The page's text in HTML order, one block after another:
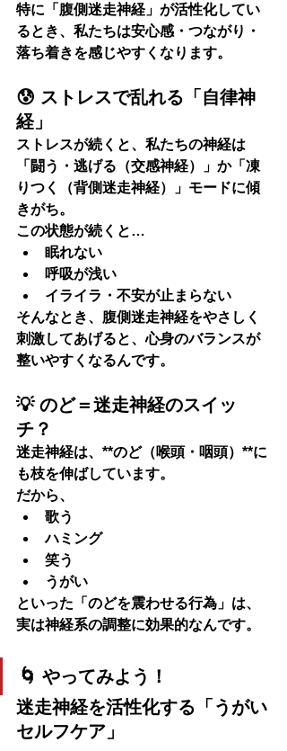
特に「腹側迷走神経」が活性化してい
るとき、私たちは安心感・つながり・
落ち着きを感じやすくなります。
😰 ストレスで乱れる「自律神
経」
ストレスが続くと、私たちの神経は
「闘う・逃げる（交感神経）」か「凍
りつく（背側迷走神経）」モードに傾
きがち。
この状態が続くと…
眠れない
呼吸が浅い
イライラ・不安が止まらない
そんなとき、腹側迷走神経をやさしく
刺激してあげると、心身のバランスが
整いやすくなるんです。
💡 のど＝迷走神経のスイッ
チ？
迷走神経は、**のど（喉頭・咽頭）**に
も枝を伸ばしています。
だから、
歌う
ハミング
笑う
うがい
といった「 のどを震わせる行為 」は、
実は神経系の調整に効果的なんです。
🌀 やってみよう！
迷走神経を活性化する「うがい
セルフケア」